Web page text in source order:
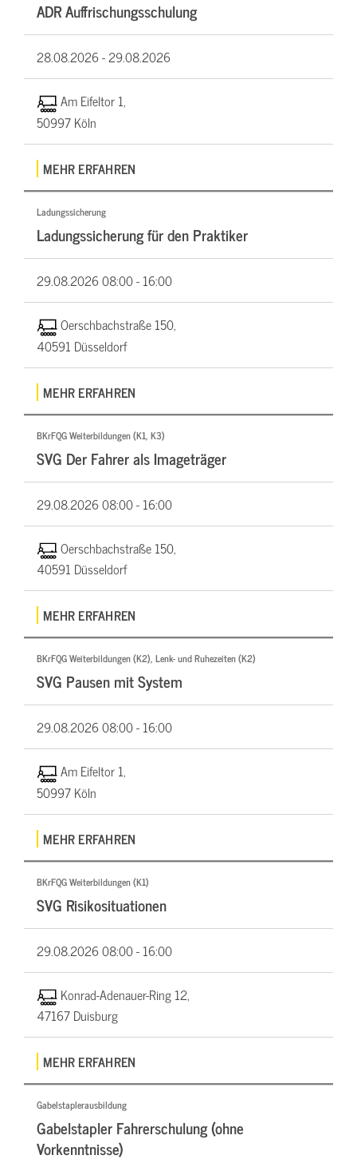
ADR Auffrischungsschulung
28.08.2026 -29.08.2026
Am Eifeltor 1,
50997 Köln
MEHR ERFAHREN
Ladungssicherung
Ladungssicherung für den Praktiker
29.08.202608:00 - 16:00
Oerschbachstraße 150,
40591 Düsseldorf
MEHR ERFAHREN
BKrFQG Weiterbildungen (K1, K3)
SVG Der Fahrer als Imageträger
29.08.202608:00 - 16:00
Oerschbachstraße 150,
40591 Düsseldorf
MEHR ERFAHREN
BKrFQG Weiterbildungen (K2), Lenk- und Ruhezeiten (K2)
SVG Pausen mit System
29.08.202608:00 - 16:00
Am Eifeltor 1,
50997 Köln
MEHR ERFAHREN
BKrFQG Weiterbildungen (K1)
SVG Risikosituationen
29.08.202608:00 - 16:00
Konrad-Adenauer-Ring 12,
47167 Duisburg
MEHR ERFAHREN
Gabelstaplerausbildung
Gabelstapler Fahrerschulung (ohne
Vorkenntnisse)